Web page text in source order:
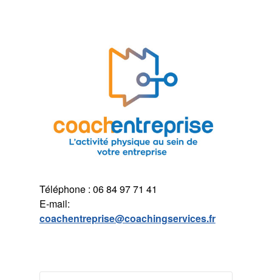
Téléphone : 06 84 97 71 41
E-mail:
coachentreprise@coachingservices.fr